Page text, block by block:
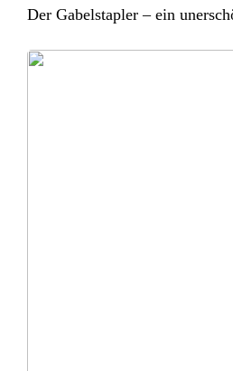
Der Gabelstapler – ein